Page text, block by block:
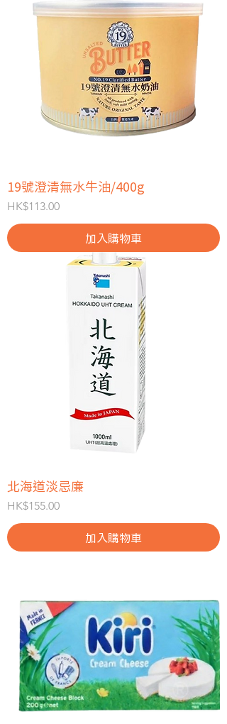
19號澄清無水牛油/400g
價格
HK$113.00
加入購物車
北海道淡忌廉
價格
HK$155.00
加入購物車